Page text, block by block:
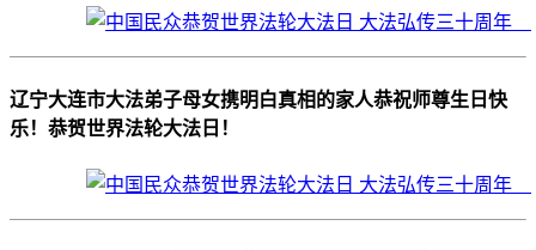
辽宁大连市大法弟子母女携明白真相的家人恭祝师尊生日快
乐！恭贺世界法轮大法日！